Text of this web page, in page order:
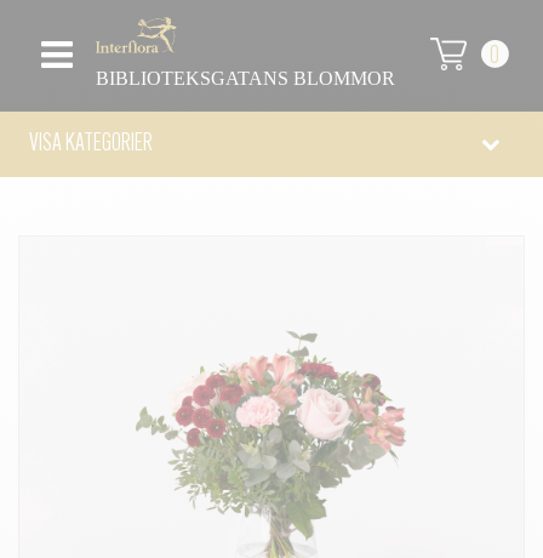
BIBLIOTEKSGATANS BLOMMOR
0
VISA KATEGORIER